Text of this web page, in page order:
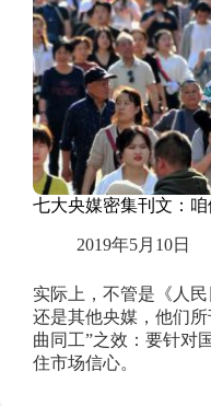
七大央媒密集刊文：咱
2019年5月10日
实际上，不管是《人
还是其他央媒，他们
曲同工”之效：要针对
住市场信心。